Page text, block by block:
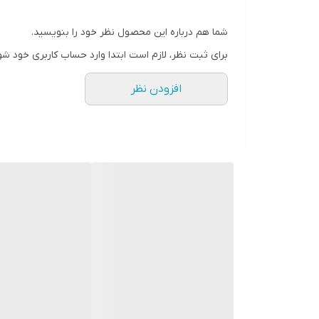
شما هم درباره این محصول نظر خود را بنویسید.
برای ثبت نظر، لازم است ابتدا وارد حساب کاربری خود
افزودن نظر